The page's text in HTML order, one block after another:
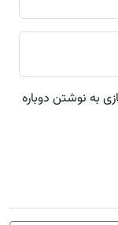
به نوشتن دوباره